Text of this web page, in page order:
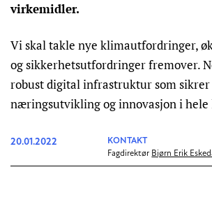
virkemidler.
Vi skal takle nye klimautfordringer,
og sikkerhetsutfordringer fremover.
robust digital infrastruktur som sikrer
næringsutvikling og innovasjon i hele
20.01.2022
KONTAKT
Fagdirektør Bjørn Erik